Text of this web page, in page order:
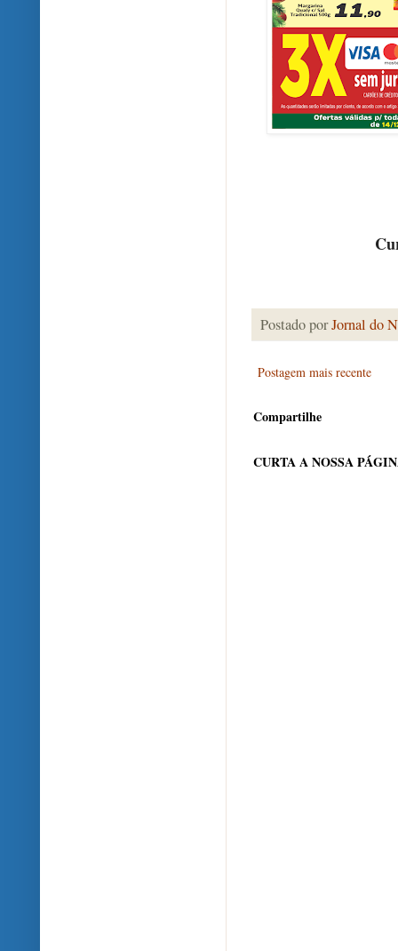
Postado porJornal do
Postagem mais recente
Compartilhe
CURTA A NOSSA